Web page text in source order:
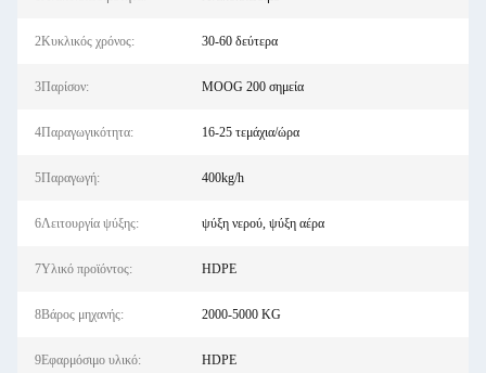
2Κυκλικός χρόνος: 30-60 δεύτερα
3Παρίσον: MOOG 200 σημεία
4Παραγωγικότητα: 16-25 τεμάχια/ώρα
5Παραγωγή: 400kg/h
6Λειτουργία ψύξης: ψύξη νερού, ψύξη αέρα
7Υλικό προϊόντος: HDPE
8Βάρος μηχανής: 2000-5000 KG
9Εφαρμόσιμο υλικό: HDPE